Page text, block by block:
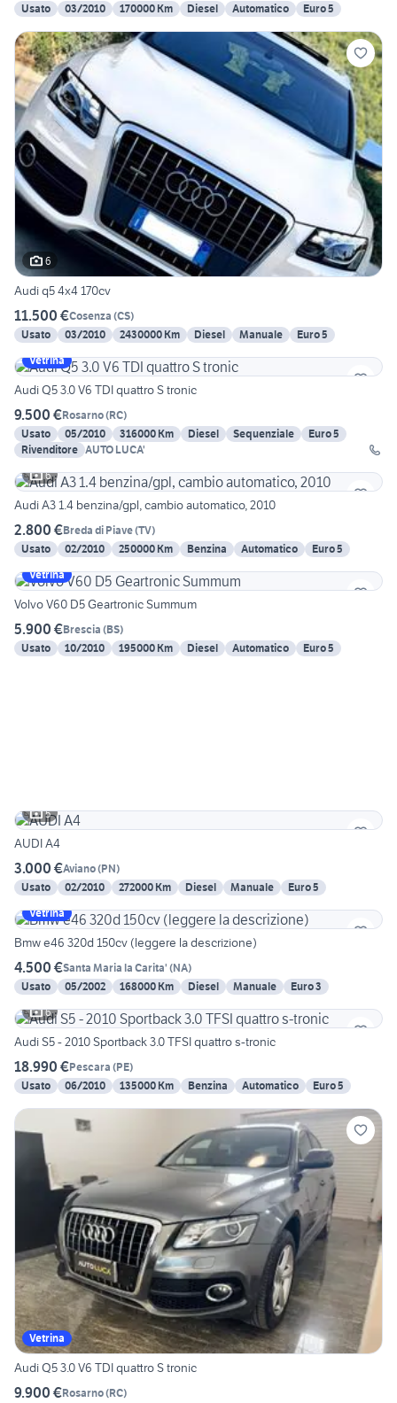
Usato
03/2010 170000 Km Diesel Automatico Euro 5
6
Audi q5 4x4 170cv
11.500 €Cosenza (CS)
Usato
03/2010 2430000 Km Diesel Manuale
Euro 5
Vetrina
Audi Q5 3.0 V6 TDI quattro S tronic
9.500 €Rosarno(RC)
Usato
05/2010 316000 Km Diesel Sequenziale
Euro 5
Rivenditore AUTO LUCA'
6
Audi A3 1.4 benzina/gpl, cambio automatico, 2010
2.800 €Breda di Piave(TV)
Usato
02/2010 250000 Km Benzina Automatico
Euro 5
Vetrina
Volvo V60 D5 Geartronic Summum
5.900 €Brescia (BS)
Usato
10/2010 195000 Km Diesel Automatico Euro 5
5
AUDI A4
3.000 €Aviano(PN)
Usato
02/2010 272000 Km Diesel Manuale
Euro 5
Vetrina
Bmw e46 320d 150cv (leggere la descrizione)
4.500 €Santa Maria la Carita' (NA)
Usato
05/2002 168000 Km Diesel Manuale
Euro 3
6
Audi S5 - 2010 Sportback 3.0 TFSI quattro s-tronic
18.990 €Pescara (PE)
Usato
06/2010 135000 Km Benzina Automatico Euro 5
Vetrina
Audi Q5 3.0 V6 TDI quattro S tronic
9.900 €Rosarno(RC)